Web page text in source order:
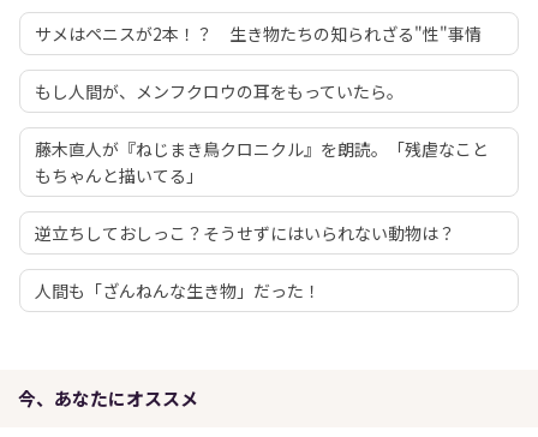
サメはペニスが2本！？ 生き物たちの知られざる"性"事情
もし人間が、メンフクロウの耳をもっていたら。
藤木直人が『ねじまき鳥クロニクル』を朗読。「残虐なこと
もちゃんと描いてる」
逆立ちしておしっこ？そうせずにはいられない動物は？
人間も「ざんねんな生き物」だった！
今、あなたにオススメ